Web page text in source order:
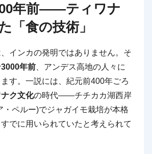
年前——ティワナ
「食の技術」
インカの発明ではありません。そ
年前 、アンデス高地の人々に
す。一説には、紀元前400年ごろ
ク文化の時代——チチカカ湖西岸
・ペルー)でジャガイモ栽培が本格
でに用いられていたと考えられて